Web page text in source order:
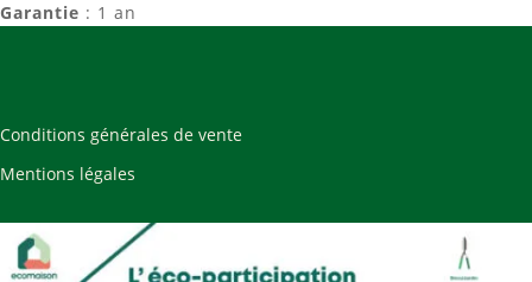
Garantie : 1 an
Conditions générales de vente
Mentions légales